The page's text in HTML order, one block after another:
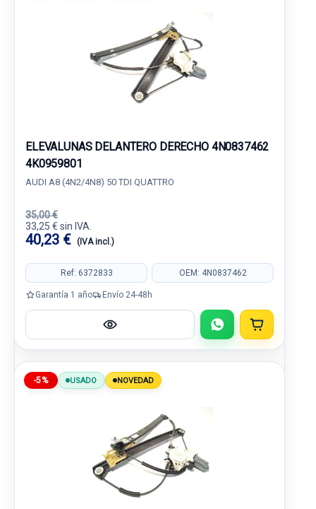
ELEVALUNAS DELANTERO DERECHO 4N0837462
4K0959801
AUDI A8 (4N2/4N8) 50 TDI QUATTRO
35,00 €
33,25 € sin IVA.
40,23 € (IVA incl.)
Ref: 6372833 OEM: 4N0837462
Garantía 1 año Envío 24-48h
-5% USADO NOVEDAD